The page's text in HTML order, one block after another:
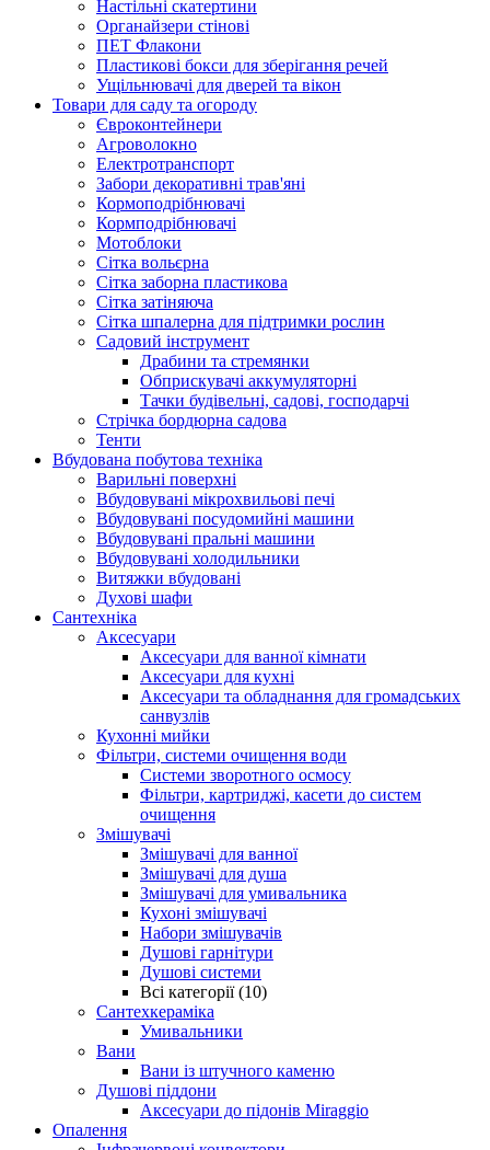
Настільні скатертини
Органайзери стінові
ПЕТ Флакони
Пластикові бокси для зберігання речей
Ущільнювачі для дверей та вікон
Товари для саду та огороду
Євроконтейнери
Агроволокно
Електротранспорт
Забори декоративні трав'яні
Кормоподрібнювачі
Кормподрібнювачі
Мотоблоки
Сітка вольєрна
Сітка заборна пластикова
Сітка затіняюча
Сітка шпалерна для підтримки рослин
Садовий інструмент
Драбини та стремянки
Обприскувачі аккумуляторні
Тачки будівельні, садові, господарчі
Стрічка бордюрна садова
Тенти
Вбудована побутова техніка
Варильні поверхні
Вбудовувані мікрохвильові печі
Вбудовувані посудомийні машини
Вбудовувані пральні машини
Вбудовувані холодильники
Витяжки вбудовані
Духові шафи
Сантехніка
Аксесуари
Аксесуари для ванної кімнати
Аксесуари для кухні
Аксесуари та обладнання для громадських
санвузлів
Кухонні мийки
Фільтри, системи очищення води
Системи зворотного осмосу
Фільтри, картриджі, касети до систем
очищення
Змішувачі
Змішувачі для ванної
Змішувачі для душа
Змішувачі для умивальника
Кухоні змішувачі
Набори змішувачів
Душові гарнітури
Душові системи
Всі категорії (10)
Сантехкераміка
Умивальники
Вани
Вани із штучного каменю
Душові піддони
Аксесуари до підонів Miraggio
Опалення